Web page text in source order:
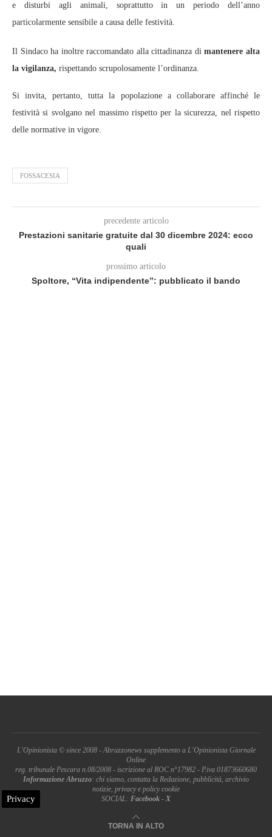
e disturbi agli animali, soprattutto in un periodo dell’anno
particolarmente sensibile a causa delle festività.
Il Sindaco ha inoltre raccomandato alla cittadinanza dimantenere alta
la vigilanza, rispettando scrupolosamente l’ordinanza.
Si invita, pertanto, tutta la popolazione a collaborare affinché le
festività si svolgano nel massimo rispetto per la sicurezza, nel rispetto
delle normative in vigore.
FOSSACESIA
precedente articolo
Prestazioni sanitarie gratuite dal 30 dicembre 2024: ecco
quali
prossimo articolo
Spoltore, “Vita indipendente”: pubblicato il bando
L'Opinionista © since 2008 - Abruzzonews supplemento a L'Opinionista Giornale
Online
reg. tribunale Pescara n.08/2008 - iscrizione al ROC n°17982 - P.iva 01873660680
Informazione Abruzzo: chi siamo, contatta la Redazione, pubblicità, archivio
notizie, privacy e policy cookie
SOCIAL: Facebook - X
Privacy
TORNA IN ALTO